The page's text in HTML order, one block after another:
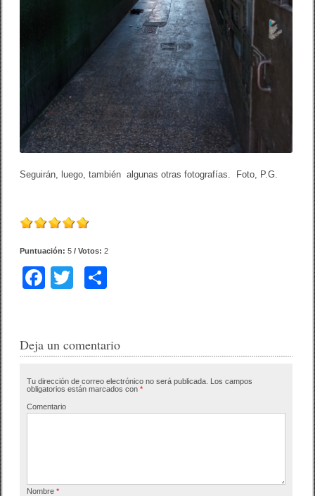
Seguirán, luego, también algunas otras fotografías. Foto, P.G.
Puntuación:5 / Votos:2
F
e
o
o
er p
tir
Deja un comentario
Tu dirección de correo electrónico no será publicada. Los campos
obligatorios están marcados con*
Comentario
Nombre*